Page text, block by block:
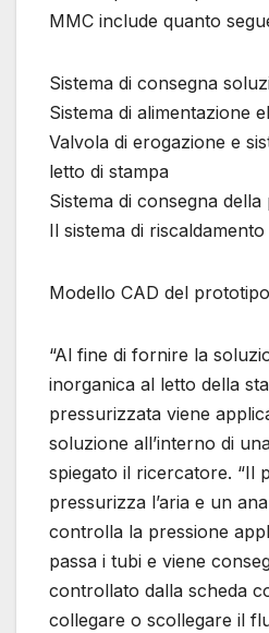
MMC include quanto
Sistema di consegna
Sistema di alimentazione
Valvola di erogazione e
letto di stampa
Sistema di consegna della
Il sistema di riscaldamento
Modello CAD del
“Al fine di fornire la
inorganica al letto della
pressurizzata viene
soluzione all’interno di
spiegato il ricercatore. “Il
pressurizza l’aria e un
controlla la pressione
passa i tubi e viene
controllato dalla scheda
collegare o scollegare il